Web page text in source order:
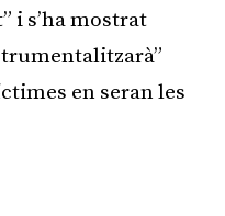
i s’ha mostrat
en seran les